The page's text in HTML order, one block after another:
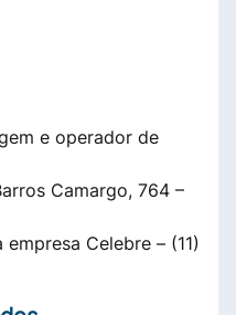
e operador de
Camargo, 764 –
Celebre – (11)